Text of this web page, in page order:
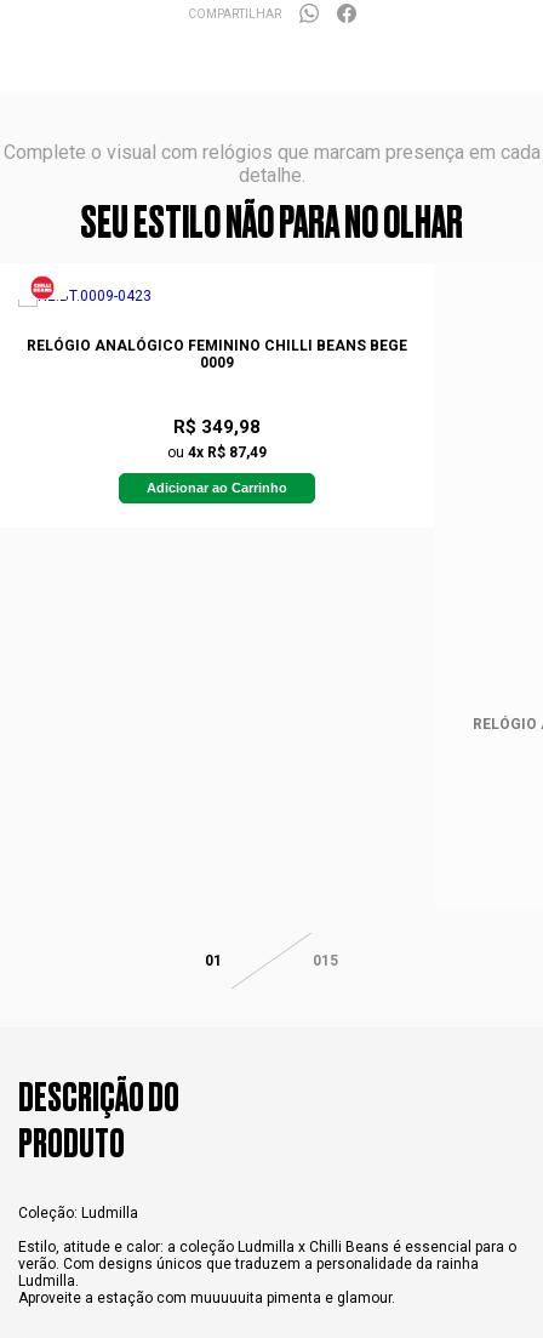
COMPARTILHAR
Complete o visual com relógios que marcam presença em cada
detalhe.
SEU ESTILO NÃO PARA NO OLHAR
RELÓGIO ANALÓGICO FEMININO CHILLI BEANS BEGE
0009
R$ 349,98
ou 4x R$ 87,49
Adicionar ao Carrinho
01 015
DESCRIÇÃO DO
PRODUTO
Coleção: Ludmilla
Estilo, atitude e calor: a coleção Ludmilla x Chilli Beans é essencial para o
verão. Com designs únicos que traduzem a personalidade da rainha
Ludmilla.
Aproveite a estação com muuuuuita pimenta e glamour.